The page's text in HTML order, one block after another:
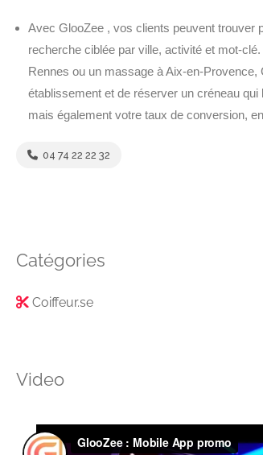
Avec GlooZee , vos clients peuvent trouver
recherche ciblée par ville, activité et mot-
Rennes ou un massage à Aix-en-
établissement et de réserver un créneau
mais également votre taux de conversion,
04 74 22 22 32
Catégories
Coiffeur.se
Video